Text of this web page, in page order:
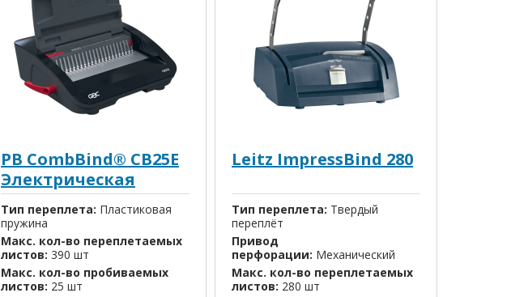
PB CombBind® CB25E
Электрическая
Тип переплета: Пластиковая
пружина
Макс. кол-во переплетаемых
листов: 390 шт
Макс. кол-во пробиваемых
листов: 25 шт
Leitz ImpressBind 280
Тип переплета: Твердый
переплёт
Привод
перфорации: Механический
Макс. кол-во переплетаемых
листов: 280 шт